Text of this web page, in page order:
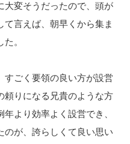
大変そうだったので、頭が
て言えば、朝早くから集ま
。
すごく要領の良い方が設営
頼りになる兄貴のような方
より効率よく設営でき、
のが、誇らしくて良い思い